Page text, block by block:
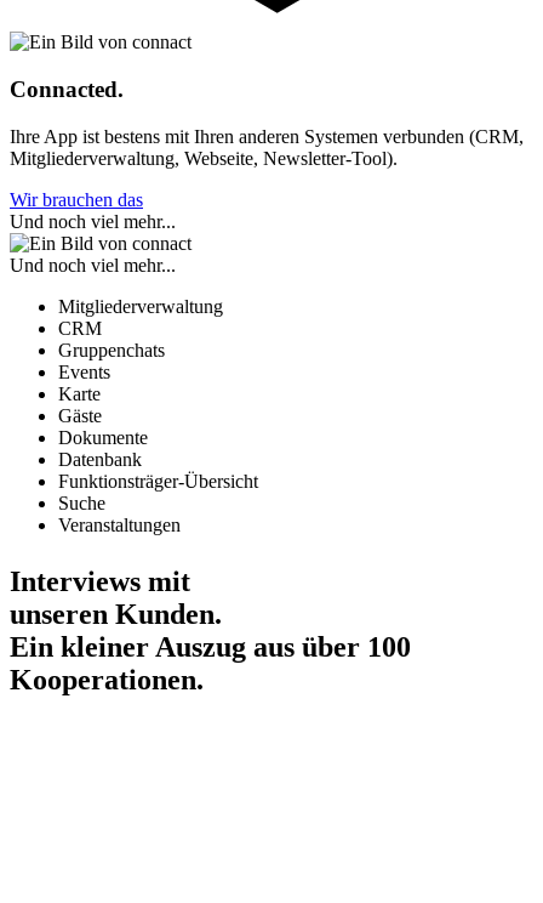
Connacted.
Ihre App ist bestens mit Ihren anderen Systemen verbunden (CRM,
Mitgliederverwaltung, Webseite, Newsletter-Tool).
Wir brauchen das
Und noch viel mehr...
Und noch viel mehr...
Mitgliederverwaltung
CRM
Gruppenchats
Events
Karte
Gäste
Dokumente
Datenbank
Funktionsträger-Übersicht
Suche
Veranstaltungen
Interviews mit
unseren Kunden.
Ein kleiner Auszug aus über 100
Kooperationen.